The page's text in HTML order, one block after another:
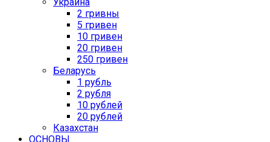
2 гривны
5 гривен
10 гривен
20 гривен
250 гривен
Беларусь
1 рубль
2 рубля
10 рублей
20 рублей
Казахстан
ОСНОВЫ